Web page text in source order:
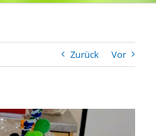
Zurück Vor